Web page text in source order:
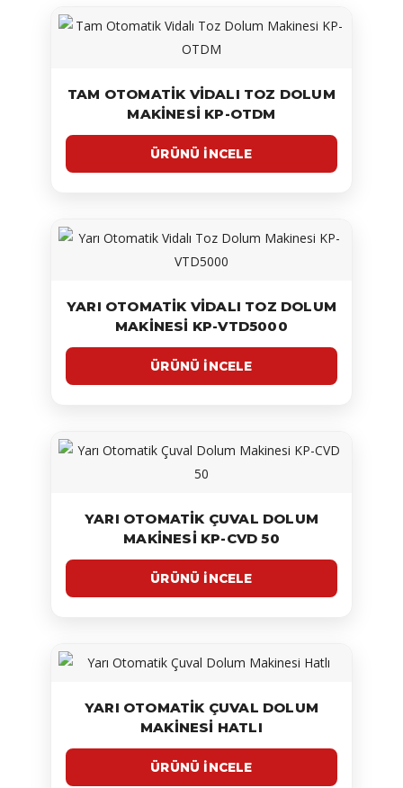
TAM OTOMATIK VIDALI TOZ DOLUM
MAKINESI KP-OTDM
YARI OTOMATIK VIDALI TOZ DOLUM
MAKINESI KP-VTD5000
YARI OTOMATIK ÇUVAL DOLUM
MAKINESI KP-CVD 50
YARI OTOMATIK ÇUVAL DOLUM
MAKINESI HATLI